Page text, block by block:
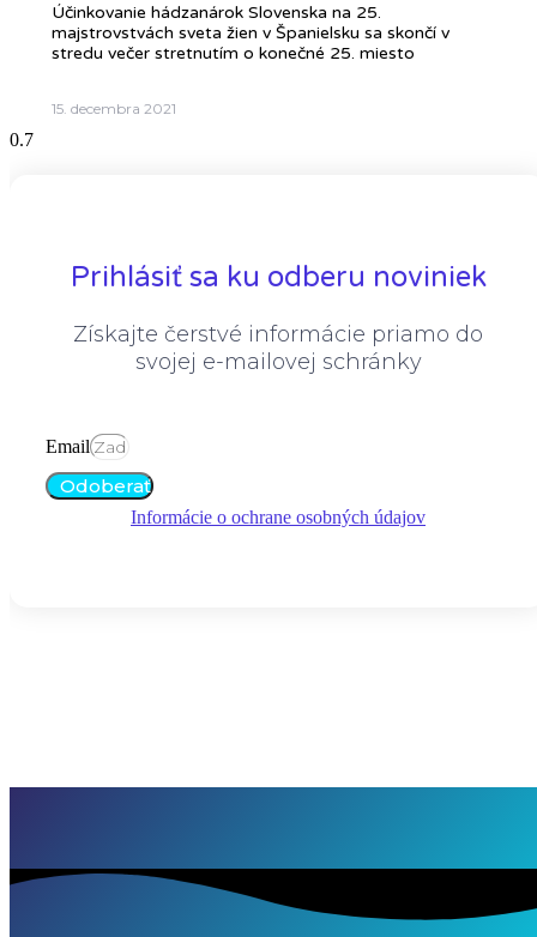
Účinkovanie hádzanárok Slovenska na 25.
majstrovstvách sveta žien v Španielsku sa skončí v
stredu večer stretnutím o konečné 25. miesto
15. decembra 2021
Prihlásiť sa ku odberu noviniek
Získajte čerstvé informácie priamo do
svojej e-mailovej schránky
Email
Odoberať
Informácie o ochrane osobných údajov